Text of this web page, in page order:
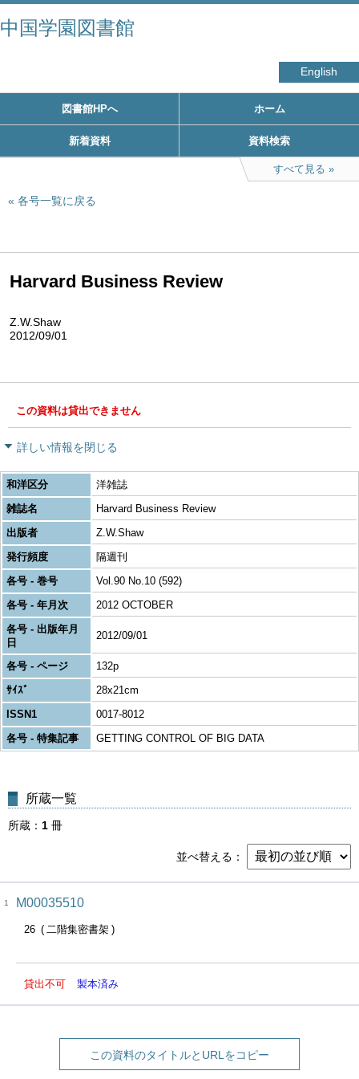
中国学園図書館
English
図書館HPへ ホーム
新着資料 資料検索
すべて見る
各号一覧に戻る
Harvard Business Review
Z.W.Shaw
2012/09/01
この資料は貸出できません
詳しい情報を閉じる
和洋区分
洋雑誌
雑誌名
Harvard Business Review
出版者
Z.W.Shaw
発行頻度
隔週刊
各号 - 巻号
Vol.90 No.10 (592)
各号 - 年月次
2012 OCTOBER
各号 - 出版年月
日
2012/09/01
各号 - ページ
132p
ｻｲｽﾞ
28x21cm
ISSN1
0017-8012
各号 - 特集記事
GETTING CONTROL OF BIG DATA
所蔵一覧
所蔵 1 冊
並べ替える
1 M00035510
26 二階集密書架
貸出不可 製本済み
この資料のタイトルとURLをコピー